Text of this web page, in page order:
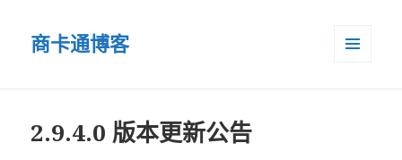
商卡通博客
2.9.4.0 版本更新公告